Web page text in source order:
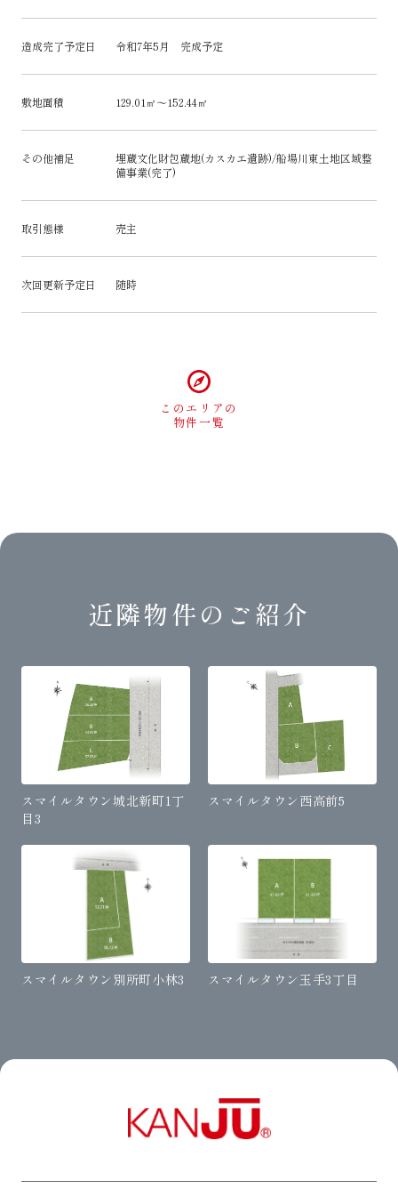
造成完了予定日 令和7年5月 完成予定
敷地面積 129.01㎡～152.44㎡
その他補足
埋蔵文化財包蔵地(カスカエ遺跡)/船場川東土地区域整
備事業(完了)
取引態様 売主
次回更新予定日 随時
このエリアの
物件一覧
近隣物件のご紹介
スマイルタウン城北新町1丁
目3
スマイルタウン西高前5
スマイルタウン別所町小林3 スマイルタウン玉手3丁目